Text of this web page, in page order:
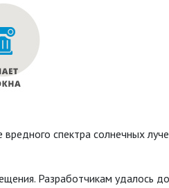
спектра солнечных
Разработчикам удалось